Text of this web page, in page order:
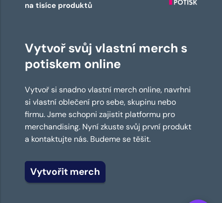
na tisíce produktů
Vytvoř svůj vlastní merch s
potiskem online
Vytvoř si snadno vlastní merch online, navrhni
si vlastní oblečení pro sebe, skupinu nebo
firmu. Jsme schopni zajistit platformu pro
merchandising. Nyní zkuste svůj první produkt
a kontaktujte nás. Budeme se těšit.
Vytvořit merch